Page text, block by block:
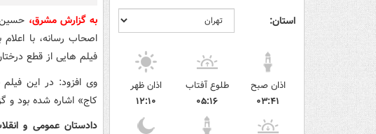
استان:
اذان صبح
۰۳:۴۱
طلوع آفتاب
۰۵:۱۶
اذان ظهر
۱۲:۱۰
به گزارش مشرق، حسین
اصحاب رسانه، با
فیلم هایی از قطع
کاج» اشاره شده بود و
دادستان عمومی و